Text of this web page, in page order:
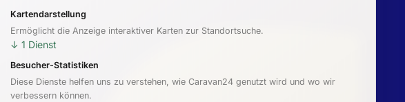
Kartendarstellung
Ermöglicht die Anzeige interaktiver Karten zur Standortsuche.
↓ 1 Dienst
Besucher-Statistiken
Diese Dienste helfen uns zu verstehen, wie Caravan24 genutzt wird und wo wir
verbessern können.